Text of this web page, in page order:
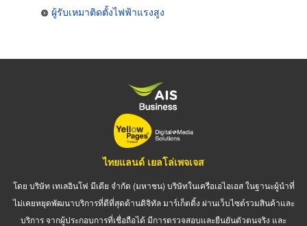
ผู้รับเหมาติดตั้งไฟฟ้าแรงสูง
ไทยแลนด์ เยลโล่เพจเจส
โดย บริษัท เทเลอินโฟ มีเดีย จำกัด (มหาชน) บริษัทในเครือเอไอเอส ในฐานะผู้นำที่
ไม่เคยหยุดพัฒนาบริการที่ดีที่สุดด้านดิจิทัล มาร์เก็ตติ้ง ผ่านเว็บไซต์รวมสินค้าและ
บริการ จากผู้ประกอบการที่เชื่อถือได้ มีการตรวจสอบและยืนยันตัวตนจริง และ